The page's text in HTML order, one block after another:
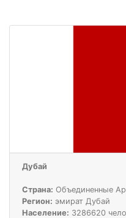
Дубай
Страна: Объединенные
Регион: эмират Дубай
Население: 3286620